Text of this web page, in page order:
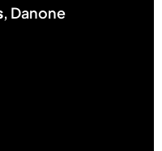
, Danone